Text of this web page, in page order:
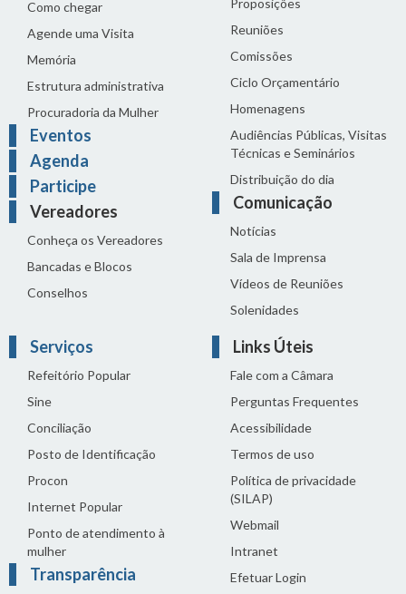
Como chegar
Agende uma Visita
Memória
Estrutura administrativa
Procuradoria da Mulher
Eventos
Agenda
Participe
Vereadores
Conheça os Vereadores
Bancadas e Blocos
Conselhos
Proposições
Reuniões
Comissões
Ciclo Orçamentário
Homenagens
Audiências Públicas, Visitas
Técnicas e Seminários
Distribuição do dia
Comunicação
Notícias
Sala de Imprensa
Vídeos de Reuniões
Solenidades
Serviços
Refeitório Popular
Sine
Conciliação
Posto de Identificação
Procon
Internet Popular
Ponto de atendimento à
mulher
Transparência
Links Úteis
Fale com a Câmara
Perguntas Frequentes
Acessibilidade
Termos de uso
Política de privacidade
(SILAP)
Webmail
Intranet
Efetuar Login